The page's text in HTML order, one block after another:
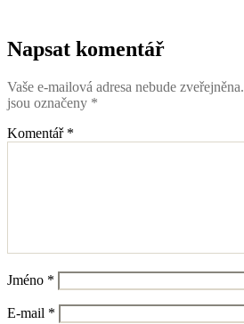
Napsat komentář
Vaše e-mailová adresa nebude zveřejněna.
jsou označeny *
Komentář *
Jméno *
E-mail *